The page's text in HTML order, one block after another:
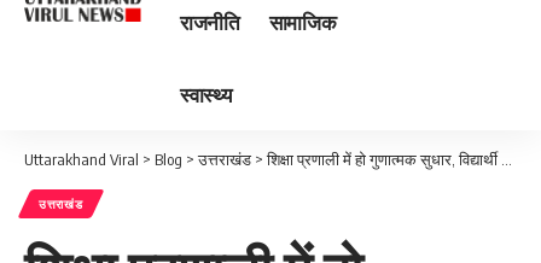
राजनीति सामाजिक
स्वास्थ्य
Uttarakhand Viral > Blog >उत्तराखंड >शिक्षा प्रणाली में हो गुणात्मक सुधार, विद्यार्थी केंद्रित हो शिक्षा व्यवस्था : सीएम धामी
उत्तराखंड